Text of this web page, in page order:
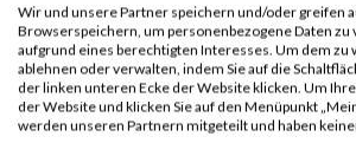
Wir und unsere Partner speichern und/oder greifen
Browserspeichern, um personenbezogene Daten
aufgrund eines berechtigten Interesses. Um dem zu
ablehnen oder verwalten, indem Sie auf die
der linken unteren Ecke der Website klicken. Um
der Website und klicken Sie auf den Menüpunkt
werden unseren Partnern mitgeteilt und haben